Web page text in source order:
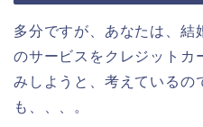
多分ですが、あなたは、
のサービスをクレジットカ
みしようと、考えているの
も、、、。